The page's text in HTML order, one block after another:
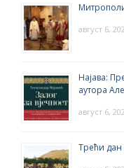
август 6,
Најава:
аутора
август 6,
Трећи дан